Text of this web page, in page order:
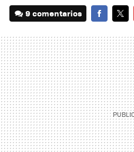
9 comentarios